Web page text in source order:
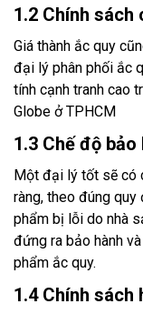
1.2 Chính sách
Giá thành ắc quy
đại lý phân phối ắc
tính cạnh tranh cao
Globe ở TPHCM
1.3 Chế độ
Một đại lý tốt sẽ có
ràng, theo đúng quy
phẩm bị lỗi do nhà
đứng ra bảo hành
phẩm ắc quy.
1.4 Chính sách